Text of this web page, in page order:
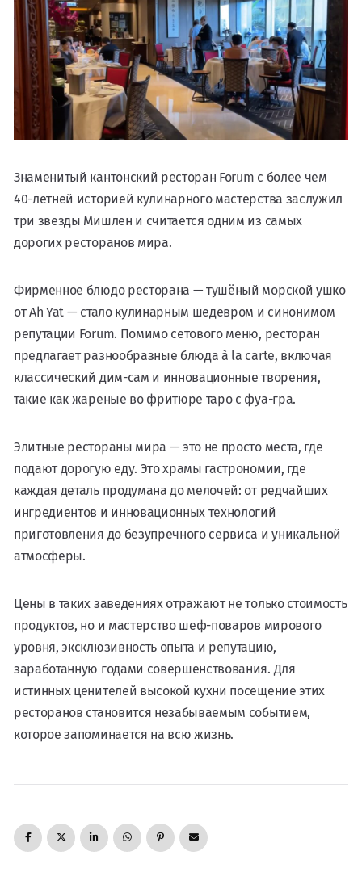
Знаменитый кантонский ресторан Forum с более чем
40-летней историей кулинарного мастерства заслужил
три звезды Мишлен и считается одним из самых
дорогих ресторанов мира.
Фирменное блюдо ресторана — тушёный морской ушко
от Ah Yat — стало кулинарным шедевром и синонимом
репутации Forum. Помимо сетового меню, ресторан
предлагает разнообразные блюда à la carte, включая
классический дим-сам и инновационные творения,
такие как жареные во фритюре таро с фуа-гра.
Элитные рестораны мира — это не просто места, где
подают дорогую еду. Это храмы гастрономии, где
каждая деталь продумана до мелочей: от редчайших
ингредиентов и инновационных технологий
приготовления до безупречного сервиса и уникальной
атмосферы.
Цены в таких заведениях отражают не только стоимость
продуктов, но и мастерство шеф-поваров мирового
уровня, эксклюзивность опыта и репутацию,
заработанную годами совершенствования. Для
истинных ценителей высокой кухни посещение этих
ресторанов становится незабываемым событием,
которое запоминается на всю жизнь.